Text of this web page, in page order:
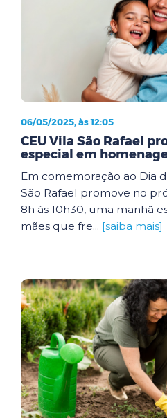
06/05/2025, às 12:05
CEU Vila São Rafael
especial em
Em comemoração ao Dia
São Rafael promove no
8h às 10h30, uma manhã
mães que fre... [saiba mais]